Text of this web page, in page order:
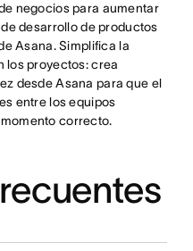
negocios para aumentar
desarrollo de productos
Asana. Simplifica la
los proyectos: crea
desde Asana para que el
entre los equipos
correcto.